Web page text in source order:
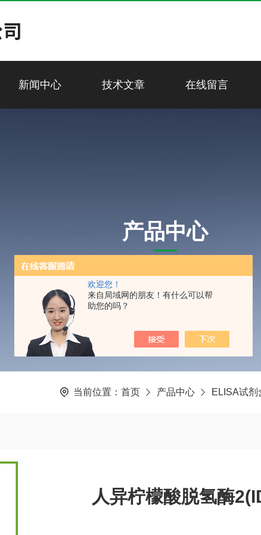
欢迎您！
来自局域网的朋友！有什么可以帮
助您的吗？
新闻中心 技术文章 在线留言
产品中心
当前位置： 首页 产品中心 ELISA试剂
人异柠檬酸脱氢酶